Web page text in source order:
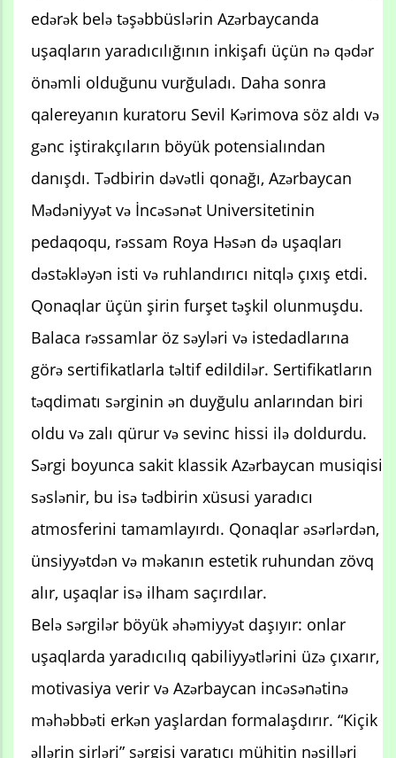
edərək belə təşəbbüslərin Azərbaycanda
uşaqların yaradıcılığının inkişafı üçün nə qədər
önəmli olduğunu vurğuladı. Daha sonra
qalereyanın kuratoru Sevil Kərimova söz aldı və
gənc iştirakçıların böyük potensialından
danışdı. Tədbirin dəvətli qonağı, Azərbaycan
Mədəniyyət və İncəsənət Universitetinin
pedaqoqu, rəssam Roya Həsən də uşaqları
dəstəkləyən isti və ruhlandırıcı nitqlə çıxış etdi.
Qonaqlar üçün şirin furşet təşkil olunmuşdu.
Balaca rəssamlar öz səyləri və istedadlarına
görə sertifikatlarla təltif edildilər. Sertifikatların
təqdimatı sərginin ən duyğulu anlarından biri
oldu və zalı qürur və sevinc hissi ilə doldurdu.
Sərgi boyunca sakit klassik Azərbaycan musiqisi
səslənir, bu isə tədbirin xüsusi yaradıcı
atmosferini tamamlayırdı. Qonaqlar əsərlərdən,
ünsiyyətdən və məkanın estetik ruhundan zövq
alır, uşaqlar isə ilham saçırdılar.
Belə sərgilər böyük əhəmiyyət daşıyır: onlar
uşaqlarda yaradıcılıq qabiliyyətlərini üzə çıxarır,
motivasiya verir və Azərbaycan incəsənətinə
məhəbbəti erkən yaşlardan formalaşdırır. “Kiçik
əllərin sirləri” sərgisi yaratıcı mühitin nəsilləri